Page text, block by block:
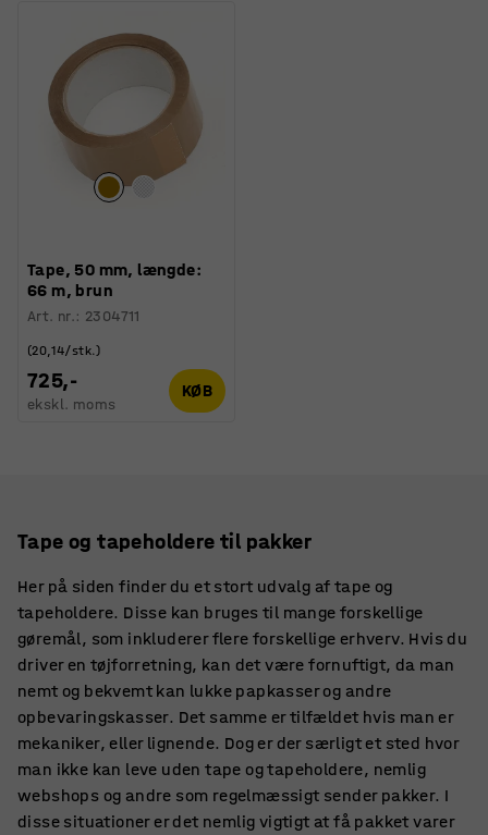
Tape, 50 mm, længde:
66 m, brun
Art. nr.: 2304711
725,-
(20,14/stk.)
ekskl. moms
KØB
Tape og tapeholdere til pakker
Her på siden finder du et stort udvalg af tape og
tapeholdere. Disse kan bruges til mange forskellige
gøremål, som inkluderer flere forskellige erhverv. Hvis du
driver en tøjforretning, kan det være fornuftigt, da man
nemt og bekvemt kan lukke papkasser og andre
opbevaringskasser. Det samme er tilfældet hvis man er
mekaniker, eller lignende. Dog er der særligt et sted hvor
man ikke kan leve uden tape og tapeholdere, nemlig
webshops og andre som regelmæssigt sender pakker. I
disse situationer er det nemlig vigtigt at få pakket varer